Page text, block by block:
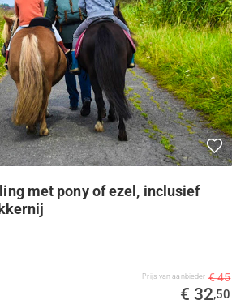
met pony of ezel, inclusief
Prijs van aanbieder € 45
€ 32,50